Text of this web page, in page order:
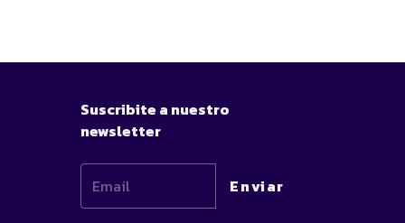
Suscribite a nuestro
newsletter